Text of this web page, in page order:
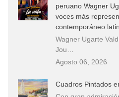
peruano Wagner
voces más
contemporáneo
Wagner Ugarte
Jou…
Agosto 06, 2026
Cuadros Pintados